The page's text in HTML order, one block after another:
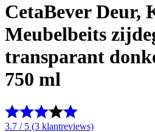
CetaBever Deur,
Meubelbeits
transparant
750 ml
3.7 / 5 (3 klantreviews)